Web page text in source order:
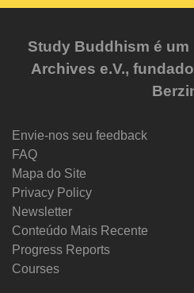
Study Buddhism é
Archives e.V.,
Envie-nos seu feedback
FAQ
Mapa do Site
Privacy Policy
Newsletter
Conteúdo Mais Recente
Progress Reports
Courses